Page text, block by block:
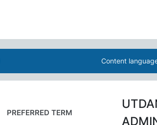
Content
PREFERRED TERM